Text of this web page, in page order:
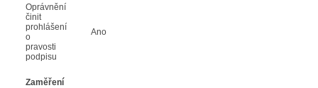
Oprávnění
činit
prohlášení
o
pravosti
podpisu
Ano
Zaměření